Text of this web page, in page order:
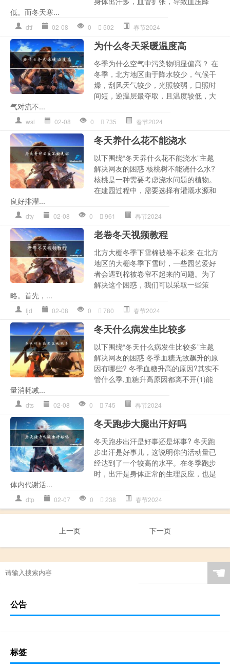
低。而冬天寒...
dtf 02-08 0 502 春节2024
为什么冬天采暖温度高
冬季为什么空气中污染物明显偏高？ 在
冬季，北方地区由于降水较少，气候干
燥，刮风天气较少，光照较弱，日照时
间短，逆温层最夺取，且温度较低，大
气对流不...
wsl 02-08 0 735 春节2024
冬天养什么花不能浇水
以下围绕“冬天养什么花不能浇水”主题
解决网友的困惑 核桃树不能浇什么水?
核桃是一种需要考虑浇水问题的植物。
在建园过程中，需要选择有灌溉水源和
良好排灌...
dty 02-08 0 961 春节2024
老卷冬天视频教程
北方大棚冬季下雪棉被卷不起来 在北方
地区的大棚冬季下雪时，一些园艺爱好
者会遇到棉被卷帘不起来的问题。为了
解决这个困惑，我们可以采取一些策
略。首先，...
ljd 02-08 0 780 春节2024
冬天什么病发生比较多
以下围绕“冬天什么病发生比较多”主题
解决网友的困惑 冬季血糖无故飙升的原
因有哪些? 冬季血糖升高的原因?其实不
管什么季,血糖升高原因都离不开(1)能
量消耗减...
dts 02-08 0 745 春节2024
冬天跑步大腿出汗好吗
冬天跑步出汗是好事还是坏事? 冬天跑
步出汗是好事儿，这说明你的活动量已
经达到了一个较高的水平。在冬季跑步
时，出汗是身体正常的生理反应，也是
体内代谢活...
dtp 02-07 0 238 春节2024
上一页 下一页
☚
公告
标签